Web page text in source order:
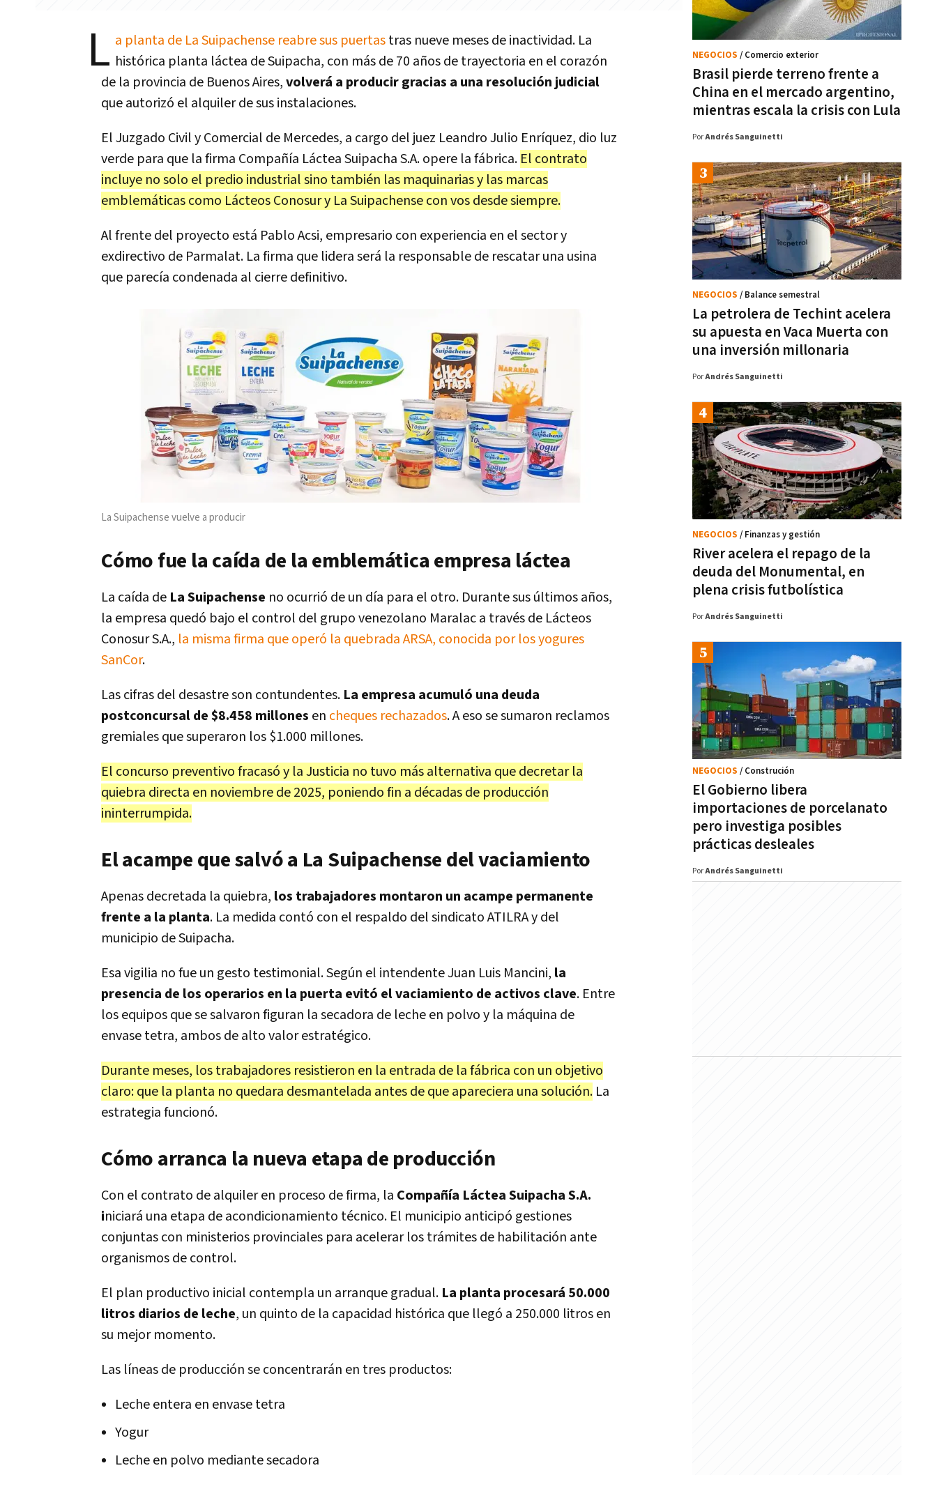
L a planta de La Suipachense reabre sus puertastras nueve meses de inactividad. La
histórica planta láctea de Suipacha, con más de 70 años de trayectoria en el corazón
de la provincia de Buenos Aires,volverá a producir gracias a una resolución judicial
que autorizó el alquiler de sus instalaciones.
El Juzgado Civil y Comercial de Mercedes, a cargo del juez Leandro Julio Enríquez, dio luz
verde para que la firma Compañía Láctea Suipacha S.A. opere la fábrica. El contrato
incluye no solo el predio industrial sino también las maquinarias y las marcas
emblemáticas como Lácteos Conosur y La Suipachense con vos desde siempre.
Al frente del proyecto está Pablo Acsi, empresario con experiencia en el sector y
exdirectivo de Parmalat. La firma que lidera será la responsable de rescatar una usina
que parecía condenada al cierre definitivo.
La Suipachense vuelve a producir
Cómo fue la caída de la emblemática empresa láctea
La caída de La Suipachense no ocurrió de un día para el otro. Durante sus últimos años,
la empresa quedó bajo el control del grupo venezolano Maralac a través de Lácteos
Conosur S.A., la misma firma que operó la quebrada ARSA, conocida por los yogures
SanCor.
Las cifras del desastre son contundentes. La empresa acumuló una deuda
postconcursal de $8.458 millones en cheques rechazados. A eso se sumaron reclamos
gremiales que superaron los $1.000 millones.
El concurso preventivo fracasó y la Justicia no tuvo más alternativa que decretar la
quiebra directa en noviembre de 2025, poniendo fin a décadas de producción
ininterrumpida.
El acampe que salvó a La Suipachense del vaciamiento
Apenas decretada la quiebra, los trabajadores montaron un acampe permanente
frente a la planta. La medida contó con el respaldo del sindicato ATILRA y del
municipio de Suipacha.
Esa vigilia no fue un gesto testimonial. Según el intendente Juan Luis Mancini, la
presencia de los operarios en la puerta evitó el vaciamiento de activos clave. Entre
los equipos que se salvaron figuran la secadora de leche en polvo y la máquina de
envase tetra, ambos de alto valor estratégico.
Durante meses, los trabajadores resistieron en la entrada de la fábrica con un objetivo
claro: que la planta no quedara desmantelada antes de que apareciera una solución. La
estrategia funcionó.
Cómo arranca la nueva etapa de producción
Con el contrato de alquiler en proceso de firma, la Compañía Láctea Suipacha S.A.
iniciará una etapa de acondicionamiento técnico. El municipio anticipó gestiones
conjuntas con ministerios provinciales para acelerar los trámites de habilitación ante
organismos de control.
El plan productivo inicial contempla un arranque gradual. La planta procesará 50.000
litros diarios de leche, un quinto de la capacidad histórica que llegó a 250.000 litros en
su mejor momento.
Las líneas de producción se concentrarán en tres productos:
Leche entera en envase tetra
Yogur
Leche en polvo mediante secadora
Brasil pierde terreno frente a
China en el mercado argentino,
mientras escala la crisis con Lula
NEGOCIOS / Comercio exterior
PorAndrés Sanguinetti
La petrolera de Techint acelera
su apuesta en Vaca Muerta con
una inversión millonaria
NEGOCIOS / Balance semestral
PorAndrés Sanguinetti
River acelera el repago de la
deuda del Monumental, en
plena crisis futbolística
NEGOCIOS / Finanzas y gestión
PorAndrés Sanguinetti
El Gobierno libera
importaciones de porcelanato
pero investiga posibles
prácticas desleales
NEGOCIOS / Construción
PorAndrés Sanguinetti